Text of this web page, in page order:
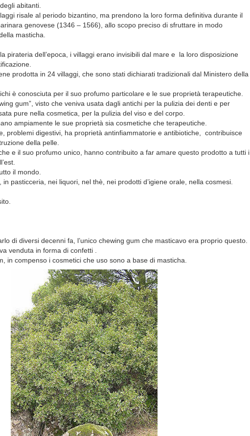
abitanti.
risale al periodo bizantino, ma prendono la loro forma definitiva durante il
genovese (1346 – 1566), allo scopo preciso di sfruttare in modo
masticha.
pirateria dell’epoca, i villaggi erano invisibili dal mare e la loro disposizione
prodotta in 24 villaggi, che sono stati dichiarati tradizionali dal Ministero della
è conosciuta per il suo profumo particolare e le sue proprietà terapeutiche.
gum”, visto che veniva usata dagli antichi per la pulizia dei denti e per
pure nella cosmetica, per la pulizia del viso e del corpo.
ampiamente le sue proprietà sia cosmetiche che terapeutiche.
problemi digestivi, ha proprietà antinfiammatorie e antibiotiche, contribuisce
della pelle.
e il suo profumo unico, hanno contribuito a far amare questo prodotto a tutti i
il mondo.
pasticceria, nei liquori, nel thè, nei prodotti d’igiene orale, nella cosmesi.
di diversi decenni fa, l’unico chewing gum che masticavo era proprio questo.
venduta in forma di confetti .
in compenso i cosmetici che uso sono a base di masticha.